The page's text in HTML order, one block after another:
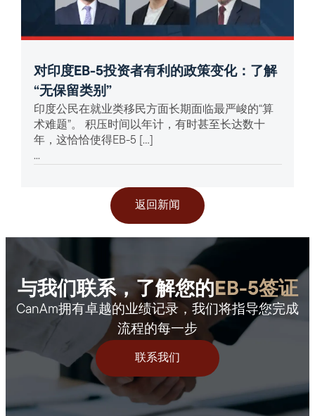
对印度EB-5投资者有利的政策变化：了解
“无保留类别”
印度公民在就业类移民方面长期面临最严峻的“算
术难题”。 积压时间以年计，有时甚至长达数十
年，这恰恰使得EB-5 […]
...
返回新闻
与我们联系，了解您的 EB-5签证
CanAm拥有卓越的业绩记录，我们将指导您完成
流程的每一步
联系我们